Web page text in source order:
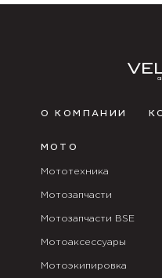
О КОМПАНИИ
МОТО
Мототехника
Мотозапчасти
Мотозапчасти BSE
Мотоаксессуары
Мотоэкипировка